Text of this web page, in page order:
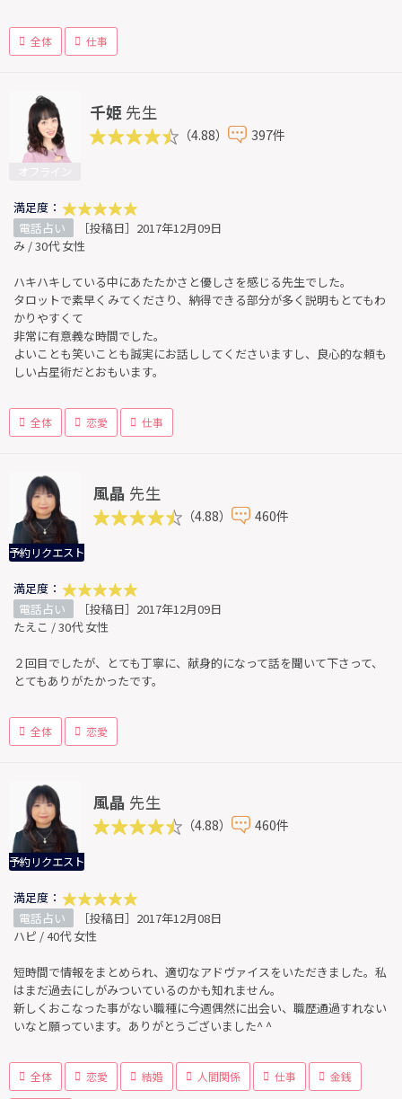
全体 仕事
千姫 先生
（4.88） 397件
満足度：
電話占い
［投稿日］2017年12月09日
み / 30代 女性
ハキハキしている中にあたたかさと優しさを感じる先生でした。
タロットで素早くみてくださり、納得できる部分が多く説明もとてもわ
かりやすくて
非常に有意義な時間でした。
よいことも笑いことも誠実にお話ししてくださいますし、良心的な頼も
しい占星術だとおもいます。
全体 恋愛 仕事
予約リクエスト
風晶 先生
（4.88） 460件
満足度：
電話占い
［投稿日］2017年12月09日
たえこ / 30代 女性
２回目でしたが、とても丁寧に、献身的になって話を聞いて下さって、
とてもありがたかったです。
全体 恋愛
予約リクエスト
風晶 先生
（4.88） 460件
満足度：
電話占い
［投稿日］2017年12月08日
ハピ / 40代 女性
短時間で情報をまとめられ、適切なアドヴァイスをいただきました。私
はまだ過去にしがみついているのかも知れません。
新しくおこなった事がない職種に今週偶然に出会い、職歴通過すれない
いなと願っています。ありがとうございました^ ^
全体 恋愛 結婚 人間関係 仕事 金銭